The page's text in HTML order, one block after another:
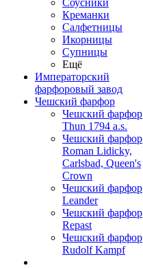
Соусники
Креманки
Салфетницы
Икорницы
Супницы
Ещё
Императорский
фарфоровый завод
Чешский фарфор
Чешский фарфор
Thun 1794 a.s.
Чешский фарфор
Roman Lidicky,
Carlsbad, Queen's
Crown
Чешский фарфор
Leander
Чешский фарфор
Repast
Чешский фарфор
Rudolf Kampf